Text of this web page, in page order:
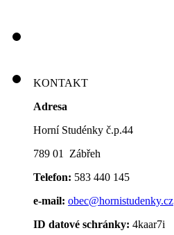
KONTAKT
Adresa
Horní Studénky č.p.44
789 01 Zábřeh
Telefon: 583 440 145
e-mail: obec@hornistudenky.cz
ID datové schránky: 4kaar7i